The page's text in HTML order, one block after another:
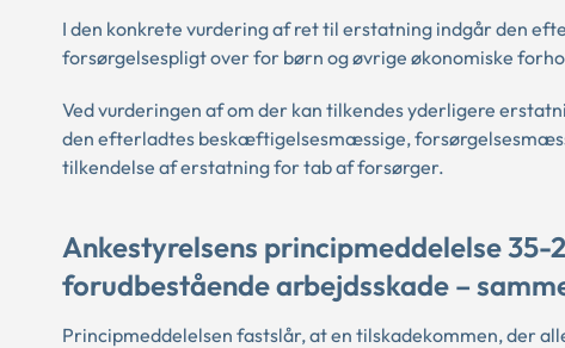
I den konkrete vurdering af ret til erstatning indgår den
forsørgelsespligt over for børn og øvrige økonomiske
Ved vurderingen af om der kan tilkendes yderligere
den efterladtes beskæftigelsesmæssige,
tilkendelse af erstatning for tab af forsørger.
Ankestyrelsens principmeddelelse
forudbestående arbejdsskade –
Principmeddelelsen fastslår, at en tilskadekommen, der